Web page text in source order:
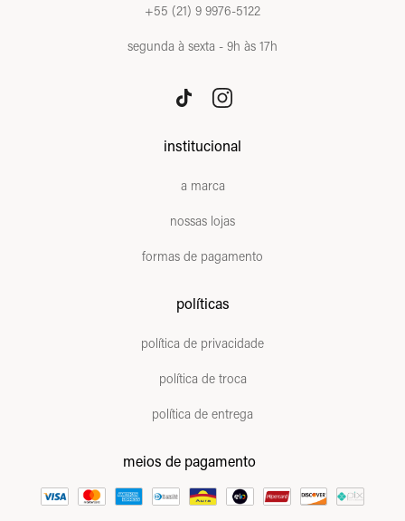
+55 (21) 9 9976-5122
segunda à sexta - 9h às 17h
institucional
a marca
nossas lojas
formas de pagamento
políticas
política de privacidade
política de troca
política de entrega
meios de pagamento